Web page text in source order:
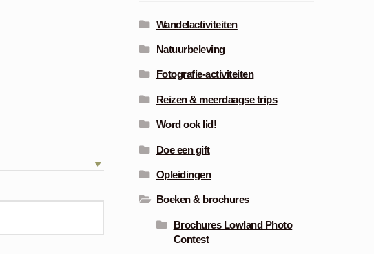
Wandelactiviteiten
Natuurbeleving
Fotografie-activiteiten
Reizen & meerdaagse trips
Word ook lid!
Doe een gift
Opleidingen
Boeken & brochures
Brochures Lowland Photo
Contest